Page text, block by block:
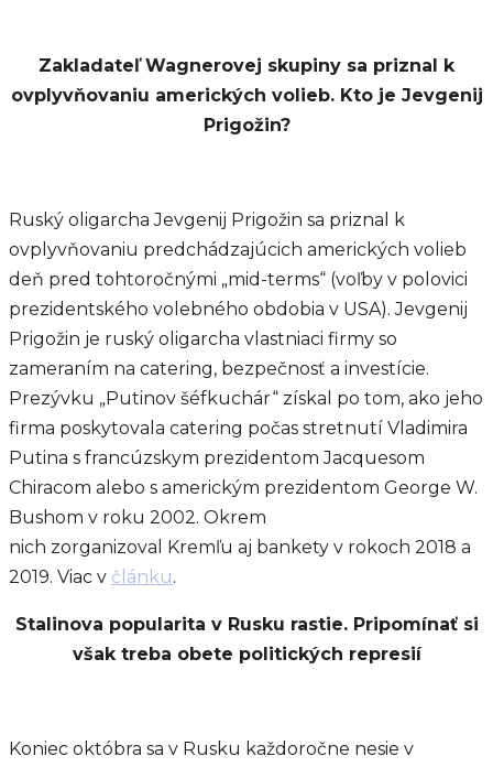
Zakladateľ Wagnerovej skupiny sa priznal k
ovplyvňovaniu amerických volieb. Kto je Jevgenij
Prigožin?
Ruský oligarcha Jevgenij Prigožin sa priznal k
ovplyvňovaniu predchádzajúcich amerických volieb
deň pred tohtoročnými „mid-terms“ (voľby v polovici
prezidentského volebného obdobia v USA). Jevgenij
Prigožin je ruský oligarcha vlastniaci firmy so
zameraním na catering, bezpečnosť a investície.
Prezývku „Putinov šéfkuchár“ získal po tom, ako jeho
firma poskytovala catering počas stretnutí Vladimira
Putina s francúzskym prezidentom Jacquesom
Chiracom alebo s americkým prezidentom George W.
Bushom v roku 2002. Okrem
nich zorganizoval Kremľu aj bankety v rokoch 2018 a
2019. Viac v článku.
Stalinova popularita v Rusku rastie. Pripomínať si
však treba obete politických represií
Koniec októbra sa v Rusku každoročne nesie v